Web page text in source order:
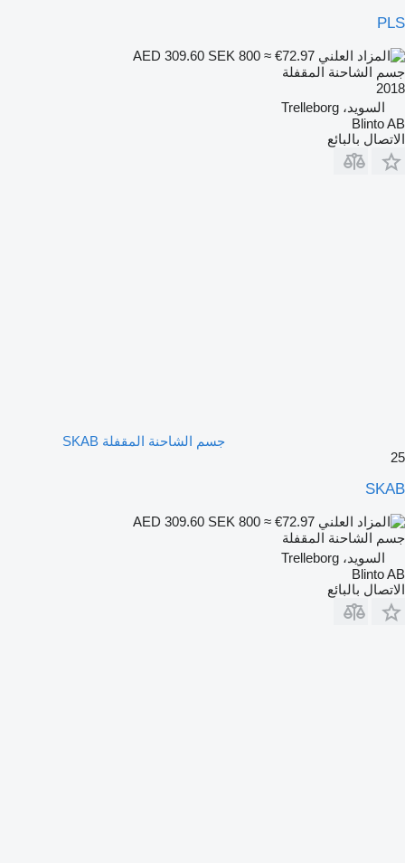
PLS
SEK 800 ≈ €72.97
جسم الشاحنة المقفلة
2018
السويد، Trelleborg
Blinto AB
الاتصال بالبائع
جسم الشاحنة المقفلة SKAB
25
SKAB
SEK 800 ≈ €72.97
جسم الشاحنة المقفلة
السويد، Trelleborg
Blinto AB
الاتصال بالبائع